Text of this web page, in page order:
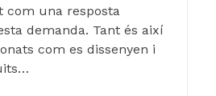
com una resposta
demanda. Tant és així
com es dissenyen i